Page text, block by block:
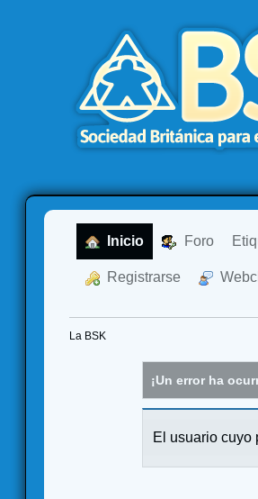
Inicio Foro
Registrarse
La BSK
¡Un error ha
El usuario cuyo